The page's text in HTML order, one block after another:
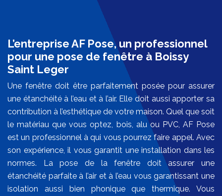
L’entreprise AF Pose, un professionnel
pour une pose de fenêtre à Boissy
Saint Leger
Une fenêtre doit être parfaitement posée pour assurer
une étanchéité à l’eau et à l’air. Elle doit aussi apporter sa
contribution à l’esthétique de votre maison. Quel que soit
le matériau que vous optez, bois, alu ou PVC, AF Pose
est un professionnel à qui vous pourrez faire appel. Avec
son expérience, il vous garantit une installation dans les
normes. La pose de la fenêtre doit assurer une
étanchéité parfaite à l’air et à l’eau vous garantissant une
isolation aussi bien phonique que thermique. Vous